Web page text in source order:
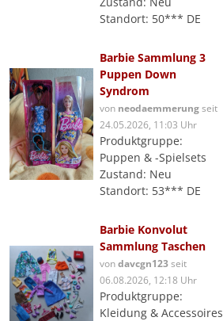
Standort: 50*** DE
Barbie Sammlung 3
Puppen Down
Syndrom
von neodaemmerungseit
24.05.2026, 11:03 Uhr
Produktgruppe:
Puppen & -Spielsets
Zustand: Neu
Standort: 53*** DE
Barbie Konvolut
Sammlung Taschen
vondavcgn123seit
06.08.2026, 12:18 Uhr
Produktgruppe:
Kleidung & Accessoires